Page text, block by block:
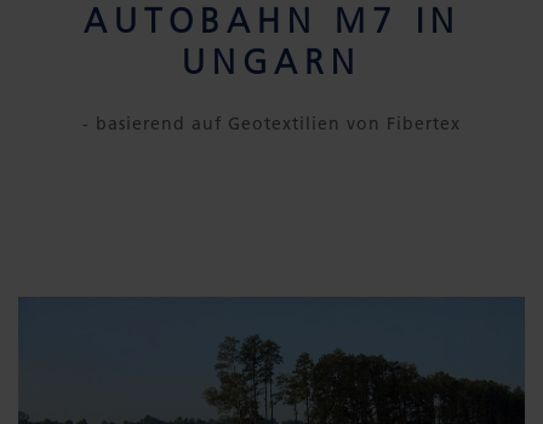
AUTOBAHN M7 IN
UNGARN
- basierend auf Geotextilien von Fibertex